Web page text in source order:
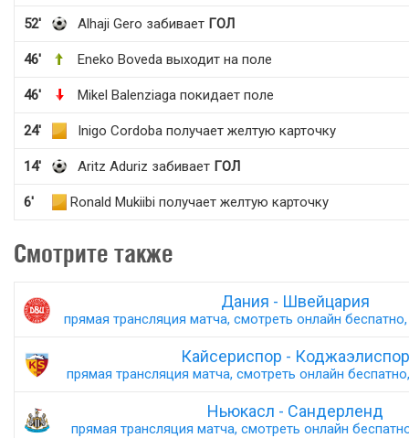
52' Alhaji Gero забивает ГОЛ
46' Eneko Boveda выходит на поле
46' Mikel Balenziaga покидает поле
24' Inigo Cordoba получает желтую карточку
14' Aritz Aduriz забивает ГОЛ
6' Ronald Mukiibi получает желтую карточку
Смотрите также
Дания - Швейцария
прямая трансляция матча, смотреть онлайн
Кайсериспор - Коджаэлиспор
прямая трансляция матча, смотреть онлайн
Ньюкасл - Сандерленд
прямая трансляция матча, смотреть онлайн